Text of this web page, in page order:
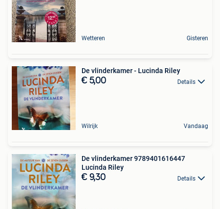
Wetteren Gisteren
De vlinderkamer - Lucinda Riley
€ 5,00 Details
Wilrijk Vandaag
De vlinderkamer 9789401616447
Lucinda Riley
€ 9,30 Details